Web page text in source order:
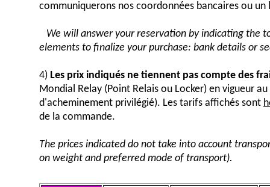
communiquerons nos coordonnées bancaires ou
We will answer your reservation by indicating the
elements to finalize your purchase: bank details or
4) Les prix indiqués ne tiennent pas compte des
Mondial Relay (Point Relais ou Locker) en vigueur
d'acheminement privilégié). Les tarifs affichés sont
de la commande.
The prices indicated do not take into account
on weight and preferred mode of transport).